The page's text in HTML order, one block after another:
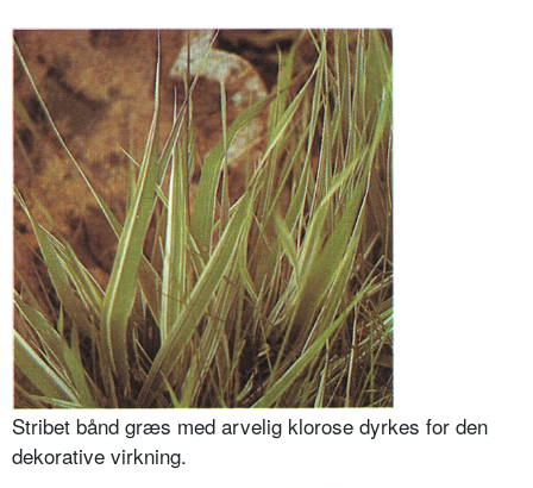
Stribet bånd græs med arvelig klorose dyrkes for den
dekorative virkning.